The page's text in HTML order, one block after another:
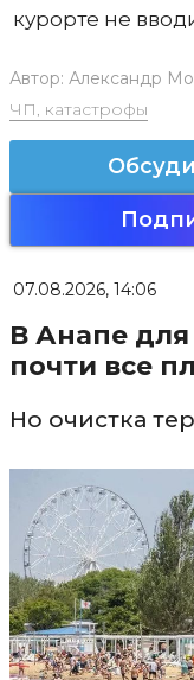
курорте не
Автор: Александр
ЧП, катастрофы
07.08.2026, 14:06
В Анапе для
почти все
Но очистка